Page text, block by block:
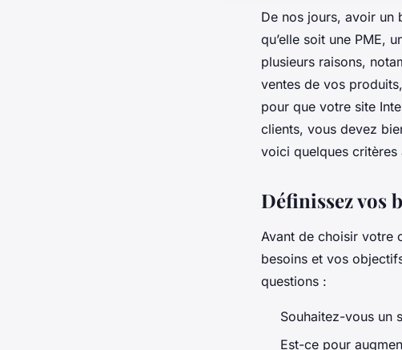
De nos jours, avoir un
qu’elle soit une PME,
plusieurs raisons,
ventes de vos
pour que votre site
clients, vous devez
voici quelques
Définissez vos
Avant de choisir votre
besoins et vos
questions :
Souhaitez-vous un
Est-ce pour